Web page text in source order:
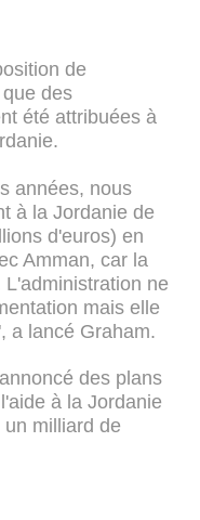
de
des
été attribuées à
années, nous
à la Jordanie de
d'euros) en
Amman, car la
ne
mais elle
a lancé Graham.
des plans
à la Jordanie
milliard de